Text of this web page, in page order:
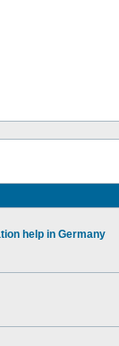
help in Germany